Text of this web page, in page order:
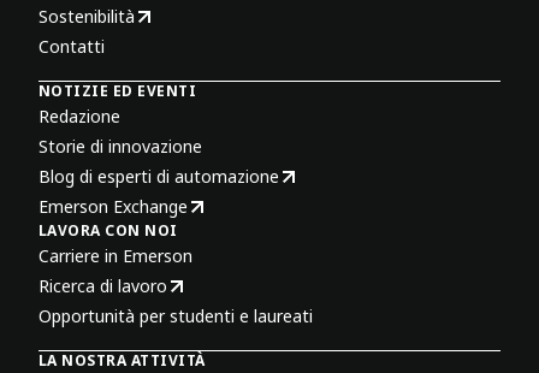
Sostenibilità
Contatti
NOTIZIE ED EVENTI
Redazione
Storie di innovazione
Blog di esperti di automazione
Emerson Exchange
LAVORA CON NOI
Carriere in Emerson
Ricerca di lavoro
Opportunità per studenti e laureati
LA NOSTRA ATTIVITÀ